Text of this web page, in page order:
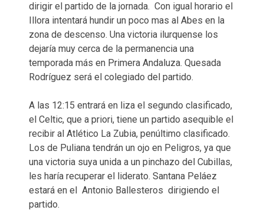
dirigir el partido de la jornada. Con igual horario el
Illora intentará hundir un poco mas al Abes en la
zona de descenso. Una victoria ilurquense los
dejaría muy cerca de la permanencia una
temporada más en Primera Andaluza. Quesada
Rodríguez será el colegiado del partido.
A las 12:15 entrará en liza el segundo clasificado,
el Celtic, que a priori, tiene un partido asequible el
recibir al Atlético La Zubia, penúltimo clasificado.
Los de Puliana tendrán un ojo en Peligros, ya que
una victoria suya unida a un pinchazo del Cubillas,
les haría recuperar el liderato. Santana Peláez
estará en el  Antonio Ballesteros  dirigiendo el
partido.